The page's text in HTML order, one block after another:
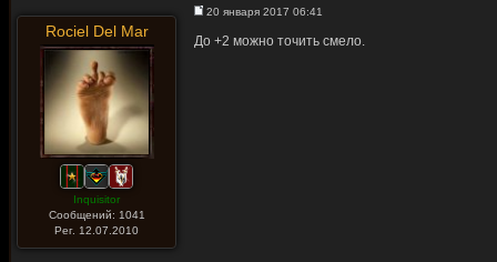
Rociel Del Mar
Inquisitor
Сообщений: 1041
Рег. 12.07.2010
20 января 2017 06:41
До +2 можно точить смело.